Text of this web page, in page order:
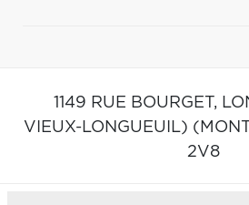
1149 RUE BOURGET,
VIEUX-LONGUEUIL)
2V8